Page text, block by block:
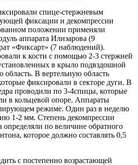
спице-стержневым
фиксации и декомпрессии
положении применяли
аппарата Илизарова (9
«Фиксарт» (7 наблюдений).
к кости с помощью 2-3 стержней
в крыло подвздошной
В вертельную область
фиксировали в секторе дуги. В
проводили по 3-4спицы, которые
в кольцевой опоре. Аппараты
режиме. Один раз в неделю
1-2 мм. Степень декомпрессии
определяли по величине обратного
которое должно составлять 0,5
с постепенно возрастающей